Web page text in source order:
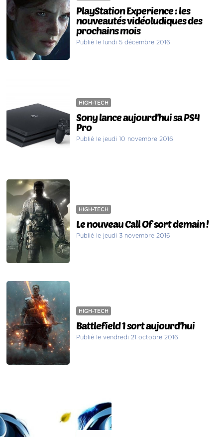
PlayStation Experience : les
nouveautés vidéoludiques des
prochains mois
Publié le lundi 5 décembre 2016
HIGH-TECH
Sony lance aujourd'hui sa PS4
Pro
Publié le jeudi 10 novembre 2016
HIGH-TECH
Le nouveau Call Of sort demain !
Publié le jeudi 3 novembre 2016
HIGH-TECH
Battlefield 1 sort aujourd'hui
Publié le vendredi 21 octobre 2016